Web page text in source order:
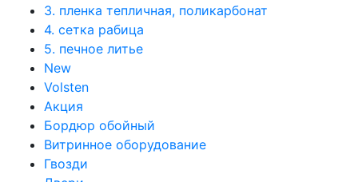
3. пленка тепличная, поликарбонат
4. сетка рабица
5. печное литье
New
Volsten
Акция
Бордюр обойный
Витринное оборудование
Гвозди